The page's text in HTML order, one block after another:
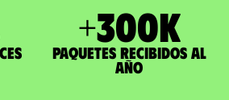
+300K
paquetes recibidos al
año